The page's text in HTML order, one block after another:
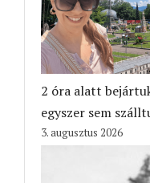
2 óra alatt
egyszer sem
3. augusztus 2026